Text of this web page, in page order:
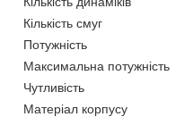
Кількість смуг
Потужність
Максимальна потужність
Чутливість
Матеріал корпусу